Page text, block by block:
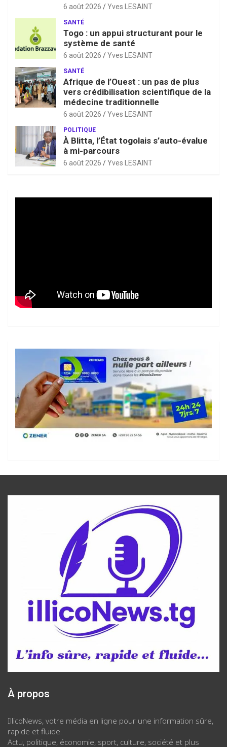
6 août 2026 Yves LESAINT
SANTÉ
Togo : un appui structurant pour le
système de santé
6 août 2026 Yves LESAINT
SANTÉ
Afrique de l’Ouest : un pas de plus
vers crédibilisation scientifique de la
médecine traditionnelle
6 août 2026 Yves LESAINT
POLITIQUE
À Blitta, l’État togolais s’auto-évalue
à mi-parcours
6 août 2026 Yves LESAINT
À propos
IllicoNews, votre média en ligne pour une information sûre,
rapide et fluide.
Actu, politique, économie, sport, culture, société et plus